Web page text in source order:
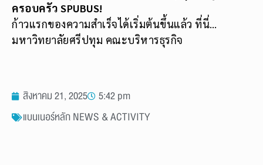
ครอบครัว SPUBUS!
ก้าวแรกของความสำเร็จได้เริ่มต้นขึ้นแล้ว ที่นี่…
มหาวิทยาลัยศรีปทุม คณะบริหารธุรกิจ
สิงหาคม 21, 2025
5:42 pm
แบนเนอร์หลัก NEWS & ACTIVITY